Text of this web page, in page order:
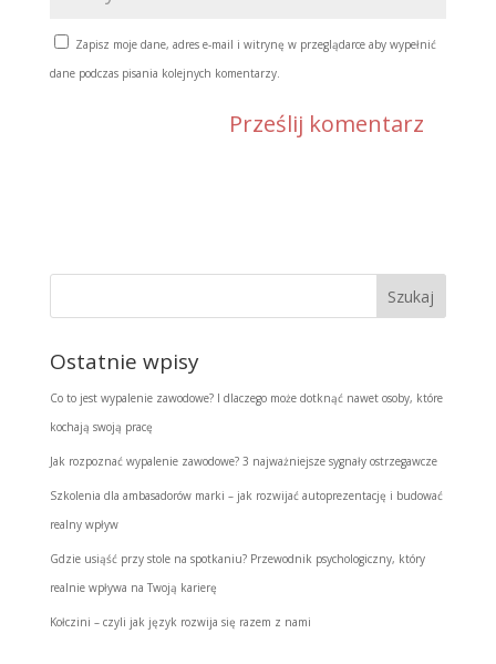
Zapisz moje dane, adres e-mail i witrynę w przeglądarce aby wypełnić
dane podczas pisania kolejnych komentarzy.
Ostatnie wpisy
Co to jest wypalenie zawodowe? I dlaczego może dotknąć nawet osoby, które
kochają swoją pracę
Jak rozpoznać wypalenie zawodowe? 3 najważniejsze sygnały ostrzegawcze
Szkolenia dla ambasadorów marki – jak rozwijać autoprezentację i budować
realny wpływ
Gdzie usiąść przy stole na spotkaniu? Przewodnik psychologiczny, który
realnie wpływa na Twoją karierę
Kołczini – czyli jak język rozwija się razem z nami